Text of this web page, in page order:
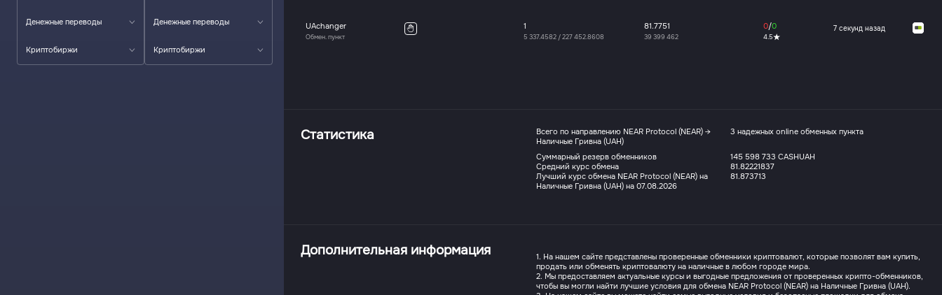
Денежные переводы
Криптобиржи
Денежные переводы
Криптобиржи
UAchanger
Обмен. пункт
1
5 337.4582 /227 452.8608
81.7751
39 399 462
0/0
4.5
7 секунд назад
Статистика
Всего по направлению NEAR Protocol (NEAR) →
Наличные Гривна (UAH)
3 надежных online обменных пункта
Суммарный резерв обменников
145 598 733 CASHUAH
Средний курс обмена
81.82221837
Лучший курс обмена NEAR Protocol (NEAR) на
Наличные Гривна (UAH) на 07.08.2026
81.873713
Дополнительная информация
1. На нашем сайте представлены проверенные обменники криптовалют, которые позволят вам купить,
продать или обменять криптовалюту на наличные в любом городе мира.
2. Мы предоставляем актуальные курсы и выгодные предложения от проверенных крипто-обменников,
чтобы вы могли найти лучшие условия для обмена NEAR Protocol (NEAR) на Наличные Гривна (UAH).